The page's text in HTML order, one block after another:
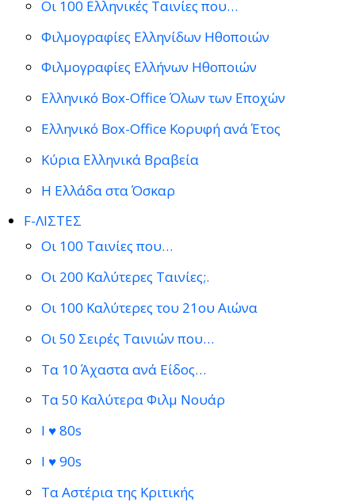
Οι 100 Ελληνικές Ταινίες που…
Φιλμογραφίες Ελληνίδων Ηθοποιών
Φιλμογραφίες Ελλήνων Ηθοποιών
Ελληνικό Box-Office Όλων των Εποχών
Ελληνικό Box-Office Κορυφή ανά Έτος
Κύρια Ελληνικά Βραβεία
Η Ελλάδα στα Όσκαρ
F-ΛΙΣΤΕΣ
Οι 100 Ταινίες που…
Οι 200 Καλύτερες Ταινίες;.
Οι 100 Καλύτερες του 21ου Αιώνα
Οι 50 Σειρές Ταινιών που…
Τα 10 Άχαστα ανά Είδος…
Τα 50 Καλύτερα Φιλμ Νουάρ
I ♥ 80s
I ♥ 90s
Τα Αστέρια της Κριτικής